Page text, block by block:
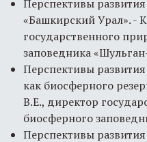
Перспективы
«Башкирский Урал». -
государственного
заповедника
Перспективы
как биосферного
В.Е., директор
биосферного
Перспективы